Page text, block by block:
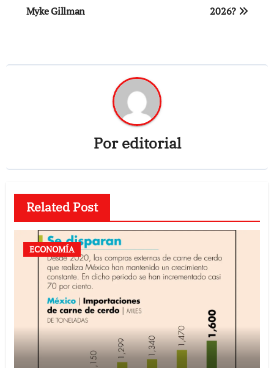
Myke Gillman
2026?
Poreditorial
Related Post
ECONOMÍA